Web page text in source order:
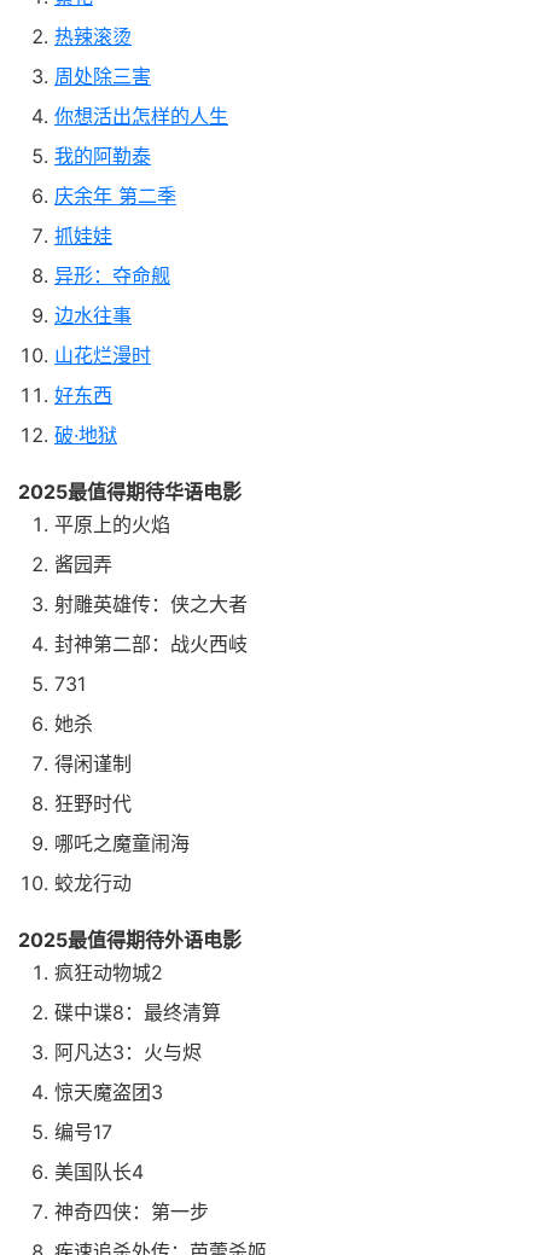
热辣滚烫
周处除三害
你想活出怎样的人生
我的阿勒泰
庆余年 第二季
抓娃娃
异形：夺命舰
边水往事
山花烂漫时
好东西
破·地狱
2025最值得期待华语电影
平原上的火焰
酱园弄
射雕英雄传：侠之大者
封神第二部：战火西岐
731
她杀
得闲谨制
狂野时代
哪吒之魔童闹海
蛟龙行动
2025最值得期待外语电影
疯狂动物城2
碟中谍8：最终清算
阿凡达3：火与烬
惊天魔盗团3
编号17
美国队长4
神奇四侠：第一步